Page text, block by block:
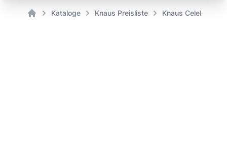
Kataloge Knaus Preisliste Knaus Celebration